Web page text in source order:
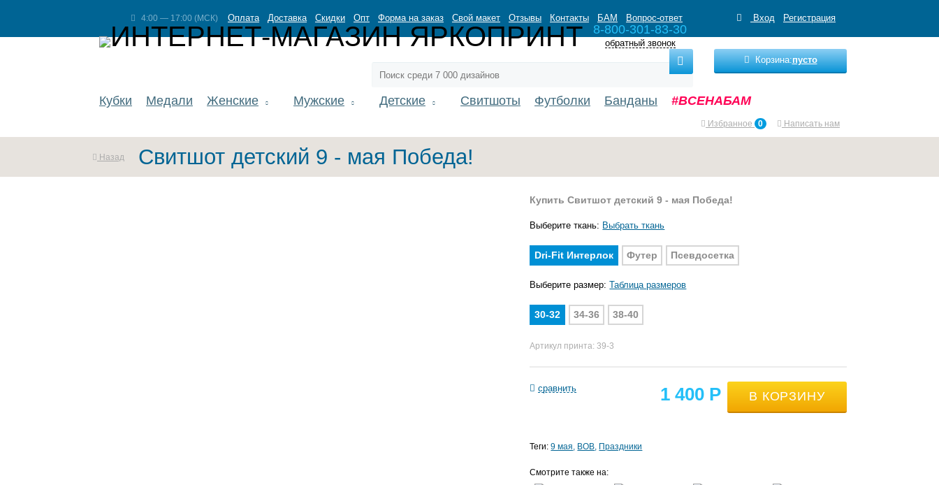
4:00 — 17:00 (МСК) Оплата Доставка Скидки Опт Форма на заказ Свой макет Отзывы Контакты БАМ Вопрос-ответ Вход Регистрация
8-800-301-83-30
обратный звонок
Корзина:пусто
Кубки Медали Женские Мужские Детские Свитшоты Футболки Банданы #ВСЕНАБАМ
Избранное 0 Написать нам
Назад Свитшот детский 9 - мая Победа!
Купить Свитшот детский 9 - мая Победа!
Выберите ткань: Выбрать ткань
Dri-Fit Интерлок Футер Псевдосетка
Выберите размер:Таблица размеров
30-32 34-36 38-40
Артикул принта: 39-3
1 400 Р
сравнить
Теги:9 мая ВОВ Праздники
Смотрите также на: